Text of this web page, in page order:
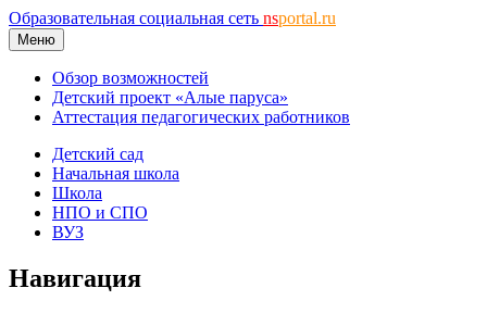
Образовательная социальная сеть nsportal.ru
Меню
Обзор возможностей
Детский проект «Алые паруса»
Аттестация педагогических работников
Детский сад
Начальная школа
Школа
НПО и СПО
ВУЗ
Навигация